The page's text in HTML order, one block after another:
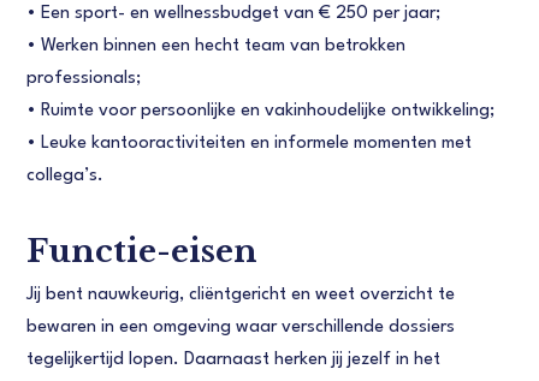
• Een sport- en wellnessbudget van € 250 per jaar;
• Werken binnen een hecht team van betrokken
professionals;
• Ruimte voor persoonlijke en vakinhoudelijke ontwikkeling;
• Leuke kantooractiviteiten en informele momenten met
collega’s.
Functie-eisen
Jij bent nauwkeurig, cliëntgericht en weet overzicht te
bewaren in een omgeving waar verschillende dossiers
tegelijkertijd lopen. Daarnaast herken jij jezelf in het